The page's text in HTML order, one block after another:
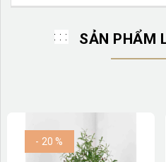
SẢN PHẨM
- 20 %